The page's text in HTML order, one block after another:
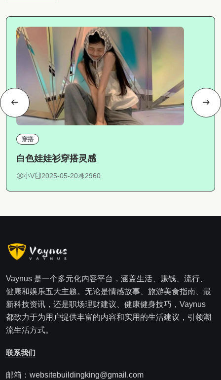
穿搭
白色娃娃衫穿搭灵感
小V 2025-05-20 2960
Vaynus 是一个多元化内容平台，涵盖生活、赚钱、流行、
健康和娱乐五大主题。无论是情感故事、旅游美食指南、最
新科技资讯，还是职场理财建议、健康健身技巧，Vaynus
都致力于为用户提供丰富的内容和实用的生活建议，引领潮
流生活方式。
联系我们
邮箱：websitebuildingking@gmail.com